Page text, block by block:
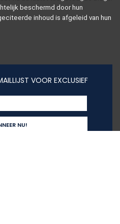
beschermd door hun
inhoud is afgeleid van hun
VOOR EXCLUSIEF